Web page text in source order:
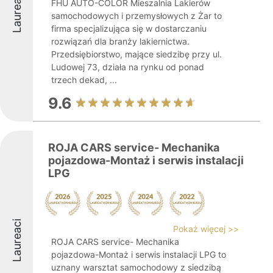
Laureaci
FHU AUTO-COLOR Mieszalnia Lakierów
samochodowych i przemysłowych z Żar to
firma specjalizująca się w dostarczaniu
rozwiązań dla branży lakiernictwa.
Przedsiębiorstwo, mające siedzibę przy ul.
Ludowej 73, działa na rynku od ponad
trzech dekad, ...
9.6
Laureaci
ROJA CARS service- Mechanika
pojazdowa-Montaż i serwis instalacji
LPG
Pokaż więcej >>
ROJA CARS service- Mechanika
pojazdowa-Montaż i serwis instalacji LPG to
uznany warsztat samochodowy z siedzibą